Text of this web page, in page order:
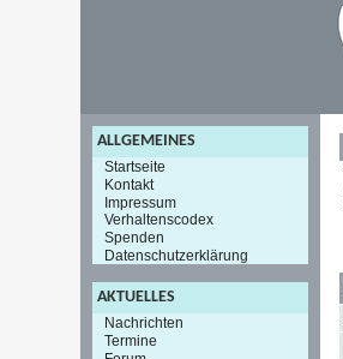
ALLGEMEINES
Startseite
Kontakt
Impressum
Verhaltenscodex
Spenden
Datenschutzerklärung
AKTUELLES
Nachrichten
Termine